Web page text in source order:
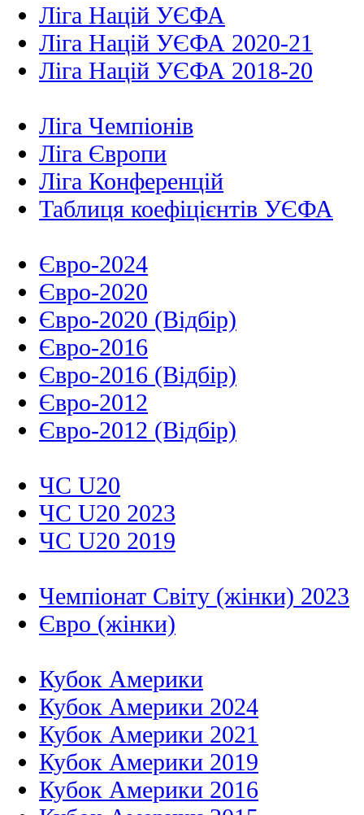
Ліга Націй УЄФА
Ліга Націй УЄФА 2020-21
Ліга Націй УЄФА 2018-20
Ліга Чемпіонів
Ліга Європи
Ліга Конференцій
Таблиця коефіцієнтів УЄФА
Євро-2024
Євро-2020
Євро-2020 (Відбір)
Євро-2016
Євро-2016 (Відбір)
Євро-2012
Євро-2012 (Відбір)
ЧС U20
ЧС U20 2023
ЧС U20 2019
Чемпіонат Світу (жінки) 2023
Євро (жінки)
Кубок Америки
Кубок Америки 2024
Кубок Америки 2021
Кубок Америки 2019
Кубок Америки 2016